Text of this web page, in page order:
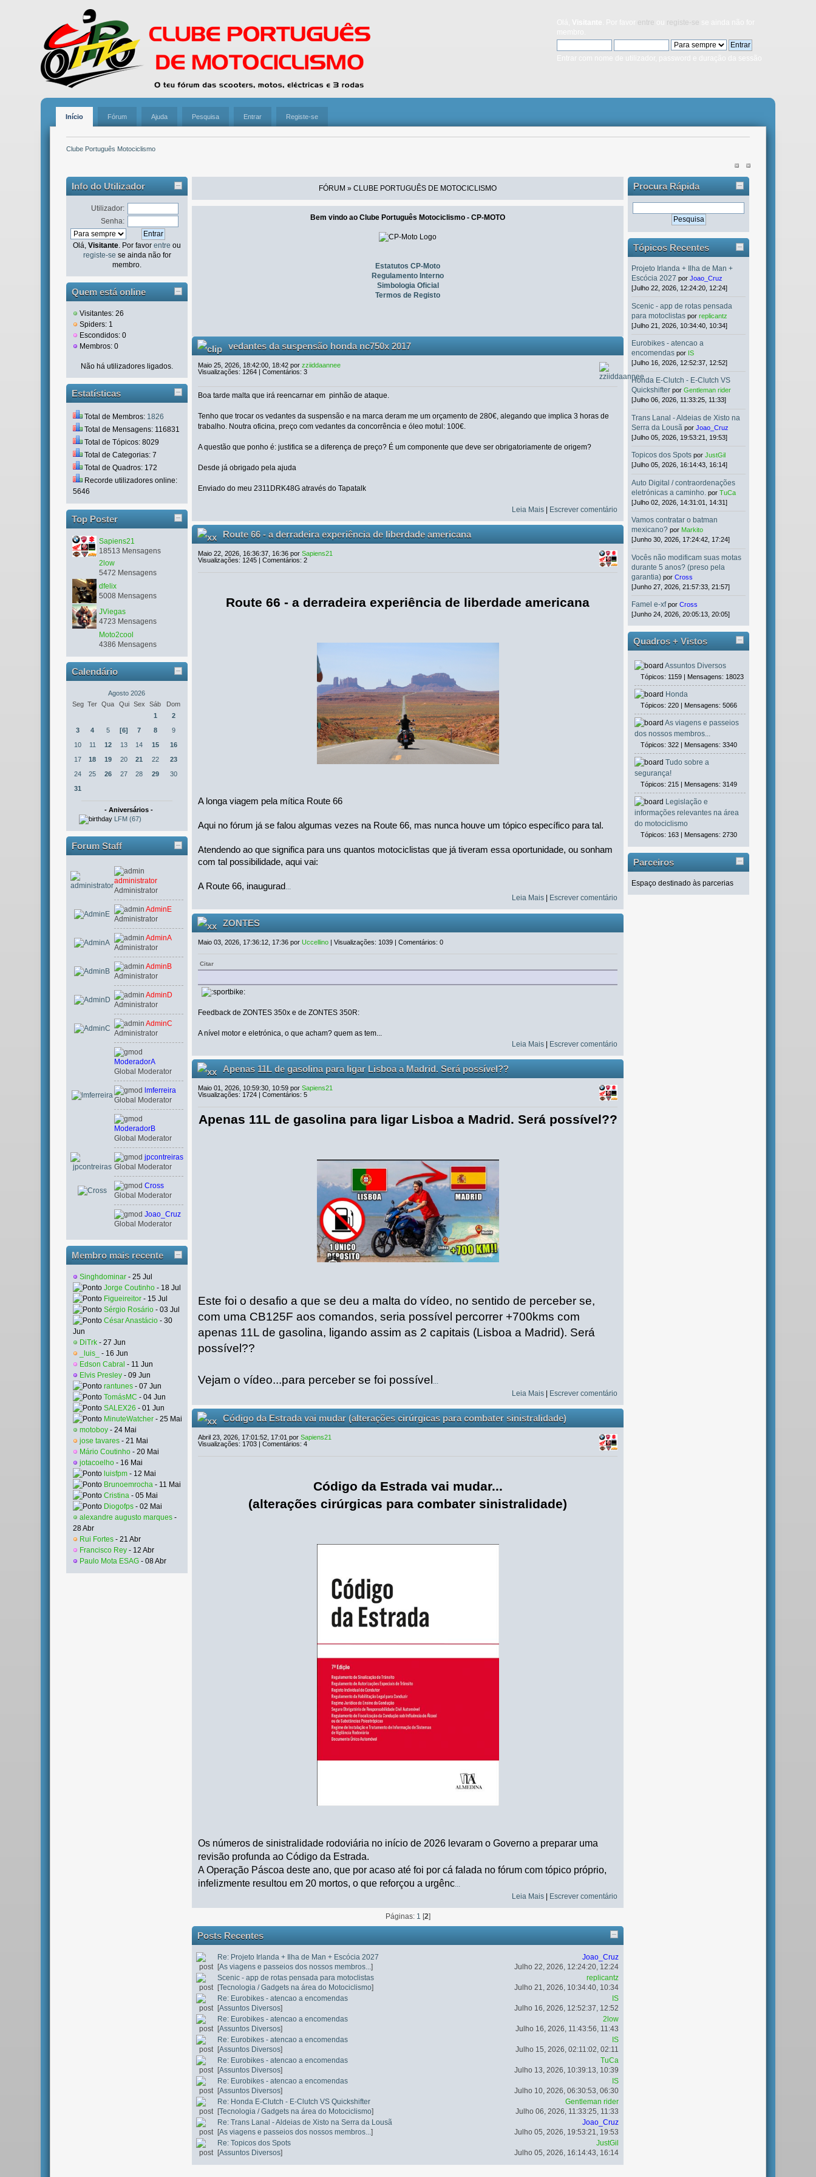
entre registe-se
Início Fórum Ajuda Pesquisa Entrar Registe-se
Clube Português Motociclismo
Info do Utilizador
Utilizador:
Senha:
Olá,Visitante. Por favorentre ou
registe-se se ainda não for
membro.
Quem está online
Visitantes: 26
Spiders: 1
Escondidos: 0
Membros: 0
Não há utilizadores ligados.
Estatísticas
Total de Membros: 1826
Total de Mensagens: 116831
Total de Tópicos: 8029
Total de Categorias: 7
Total de Quadros: 172
Recorde utilizadores online:
5646
Top Poster
Sapiens21
18513 Mensagens
2low
5472 Mensagens
dfelix
5008 Mensagens
JViegas
4723 Mensagens
Moto2cool
4386 Mensagens
Calendário
Agosto 2026
Seg Ter Qua Qui Sex Sáb
Dom
1
2
3
4 5 [6] 7 8
9
10
11 12 13 14 15
16
17
18 19 20 21 22
23
24
25 26 27 28 29
30
31
- Aniversários -
LFM (67)
Forum Staff
administrator
Administrator
AdminE
Administrator
AdminA
Administrator
AdminB
Administrator
AdminD
Administrator
AdminC
Administrator
ModeradorA
Global Moderator
lmferreira
Global Moderator
ModeradorB
Global Moderator
jpcontreiras
Global Moderator
Cross
Global Moderator
Joao_Cruz
Global Moderator
Membro mais recente
Singhdominar - 25 Jul
Jorge Coutinho - 18 Jul
Figueireitor - 15 Jul
Sérgio Rosário - 03 Jul
César Anastácio - 30
Jun
DiTrk - 27 Jun
_luis_
- 16 Jun
Edson Cabral - 11 Jun
Elvis Presley - 09 Jun
rantunes - 07 Jun
TomásMC - 04 Jun
SALEX26 - 01 Jun
MinuteWatcher - 25 Mai
motoboy - 24 Mai
jose tavares - 21 Mai
Mário Coutinho - 20 Mai
jotacoelho - 16 Mai
luisfpm - 12 Mai
Brunoemrocha - 11 Mai
Cristina - 05 Mai
Diogofps - 02 Mai
alexandre augusto marques -
28 Abr
Rui Fortes - 21 Abr
Francisco Rey - 12 Abr
Paulo Mota ESAG - 08 Abr
FÓRUM » CLUBE PORTUGUÊS DE MOTOCICLISMO
Bem vindo ao Clube Português Motociclismo - CP-MOTO
Estatutos CP-Moto
Regulamento Interno
Simbologia Oficial
Termos de Registo
vedantes da suspensão honda nc750x 2017
Maio 25, 2026, 18:42:00, 18:42 porzziiddaannee
Visualizações: 1264 | Comentários: 3
Boa tarde malta que irá reencarnar em pinhão de ataque.
Tenho que trocar os vedantes da suspensão e na marca deram me um orçamento de 280€, alegando que implica 3 horas de
trabalho. Noutra oficina, preço com vedantes da concorrência e óleo motul: 100€.
A questão que ponho é: justifica se a diferença de preço? É um componente que deve ser obrigatoriamente de origem?
Desde já obrigado pela ajuda
Enviado do meu 2311DRK48G através do Tapatalk
Leia Mais Escrever comentário
Route 66 - a derradeira experiência de liberdade americana
Maio 22, 2026, 16:36:37, 16:36 porSapiens21
Visualizações: 1245 | Comentários: 2
Route 66 - a derradeira experiência de liberdade americana
A longa viagem pela mítica Route 66
Aqui no fórum já se falou algumas vezes na Route 66, mas nunca houve um tópico específico para tal.
Atendendo ao que significa para uns quantos motociclistas que já tiveram essa oportunidade, ou sonham
com tal possibilidade, aqui vai:
A Route 66, inaugurad ...
Leia Mais
Escrever comentário
ZONTES
Maio 03, 2026, 17:36:12, 17:36 porUccellino | Visualizações: 1039 | Comentários: 0
Citar
Feedback de ZONTES 350x e de ZONTES 350R:
A nível motor e eletrónica, o que acham? quem as tem...
Leia Mais | Escrever comentário
Apenas 11L de gasolina para ligar Lisboa a Madrid. Será possível??
Maio 01, 2026, 10:59:30, 10:59 porSapiens21
Visualizações: 1724 | Comentários: 5
Apenas 11L de gasolina para ligar Lisboa a Madrid. Será possível??
Este foi o desafio a que se deu a malta do vídeo, no sentido de perceber se,
com uma CB125F aos comandos, seria possível percorrer +700kms com
apenas 11L de gasolina, ligando assim as 2 capitais (Lisboa a Madrid). Será
possível??
Vejam o vídeo...para perceber se foi possível ...
Leia Mais
Escrever comentário
Código da Estrada vai mudar (alterações cirúrgicas para combater sinistralidade)
Abril 23, 2026, 17:01:52, 17:01 porSapiens21
Visualizações: 1703 | Comentários: 4
Código da Estrada vai mudar...
(alterações cirúrgicas para combater sinistralidade)
Os números de sinistralidade rodoviária no início de 2026 levaram o Governo a preparar uma
revisão profunda ao Código da Estrada.
A Operação Páscoa deste ano, que por acaso até foi por cá falada no fórum com tópico próprio,
infelizmente resultou em 20 mortos, o que reforçou a urgênc...
Leia Mais | Escrever comentário
Páginas: 1 [2]
Posts Recentes
Re: Projeto Irlanda + Ilha de Man + Escócia 2027
[As viagens e passeios dos nossos membros...]
Joao_Cruz
Julho 22, 2026, 12:24:20, 12:24
Scenic - app de rotas pensada para motoclistas
[Tecnologia / Gadgets na área do Motociclismo]
replicantz
Julho 21, 2026, 10:34:40, 10:34
Re: Eurobikes - atencao a encomendas
[Assuntos Diversos]
IS
Julho 16, 2026, 12:52:37, 12:52
Re: Eurobikes - atencao a encomendas
[Assuntos Diversos]
2low
Julho 16, 2026, 11:43:56, 11:43
Re: Eurobikes - atencao a encomendas
[Assuntos Diversos]
IS
Julho 15, 2026, 02:11:02, 02:11
Re: Eurobikes - atencao a encomendas
[Assuntos Diversos]
TuCa
Julho 13, 2026, 10:39:13, 10:39
Re: Eurobikes - atencao a encomendas
[Assuntos Diversos]
IS
Julho 10, 2026, 06:30:53, 06:30
Re: Honda E-Clutch - E-Clutch VS Quickshifter
[Tecnologia / Gadgets na área do Motociclismo]
Gentleman rider
Julho 06, 2026, 11:33:25, 11:33
Re: Trans Lanal - Aldeias de Xisto na Serra da Lousã
[As viagens e passeios dos nossos membros...]
Joao_Cruz
Julho 05, 2026, 19:53:21, 19:53
Re: Topicos dos Spots
[Assuntos Diversos]
JustGil
Julho 05, 2026, 16:14:43, 16:14
Procura Rápida
Tópicos Recentes
Projeto Irlanda + Ilha de Man +
Escócia 2027 porJoao_Cruz
[Julho 22, 2026, 12:24:20, 12:24]
Scenic - app de rotas pensada
para motoclistas porreplicantz
[Julho 21, 2026, 10:34:40, 10:34]
Eurobikes - atencao a
encomendas por IS
[Julho 16, 2026, 12:52:37, 12:52]
Honda E-Clutch - E-Clutch VS
Quickshifter porGentleman rider
[Julho 06, 2026, 11:33:25, 11:33]
Trans Lanal - Aldeias de Xisto na
Serra da Lousã porJoao_Cruz
[Julho 05, 2026, 19:53:21, 19:53]
Topicos dos Spots porJustGil
[Julho 05, 2026, 16:14:43, 16:14]
Auto Digital / contraordenações
eletrónicas a caminho. porTuCa
[Julho 02, 2026, 14:31:01, 14:31]
Vamos contratar o batman
mexicano? por Markito
[Junho 30, 2026, 17:24:42, 17:24]
Vocês não modificam suas motas
durante 5 anos? (preso pela
garantia) porCross
[Junho 27, 2026, 21:57:33, 21:57]
Famel e-xf porCross
[Junho 24, 2026, 20:05:13, 20:05]
Quadros + Vistos
Assuntos Diversos
Tópicos: 1159 | Mensagens: 18023
Honda
Tópicos: 220 | Mensagens: 5066
As viagens e passeios
dos nossos membros...
Tópicos: 322 | Mensagens: 3340
Tudo sobre a
segurança!
Tópicos: 215 | Mensagens: 3149
Legislação e
informações relevantes na área
do motociclismo
Tópicos: 163 | Mensagens: 2730
Parceiros
Espaço destinado às parcerias